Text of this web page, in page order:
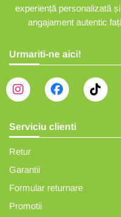
experiență personalizată
angajament autentic
Urmariti-ne aici!
Serviciu clienti
Retur
Garantii
Formular returnare
Promotii